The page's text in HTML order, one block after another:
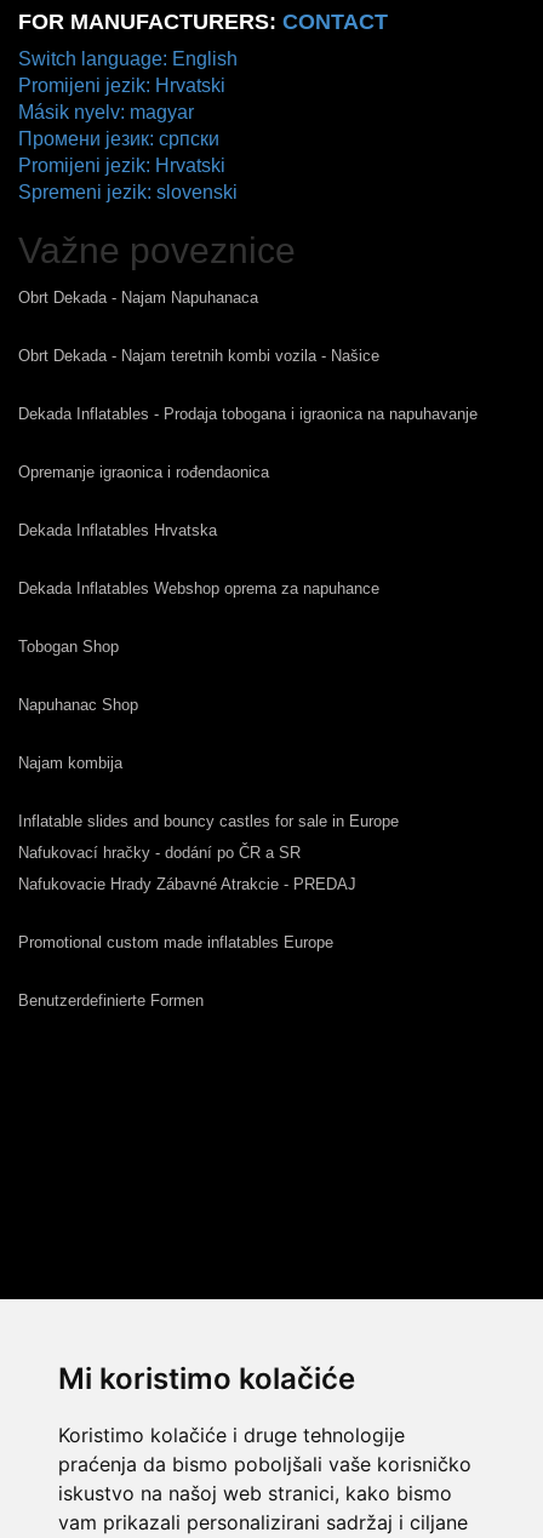
Mi koristimo kolačiće
Koristimo kolačiće i druge tehnologije
praćenja da bismo poboljšali vaše korisničko
iskustvo na našoj web stranici, kako bismo
vam prikazali personalizirani sadržaj i ciljane
FOR MANUFACTURERS: CONTACT
Switch language: English
Promijeni jezik: Hrvatski
Másik nyelv: magyar
Промени језик: српски
Promijeni jezik: Hrvatski
Spremeni jezik: slovenski
Važne poveznice
Obrt Dekada - Najam Napuhanaca
Obrt Dekada - Najam teretnih kombi vozila - Našice
Dekada Inflatables - Prodaja tobogana i igraonica na napuhavanje
Opremanje igraonica i rođendaonica
Dekada Inflatables Hrvatska
Dekada Inflatables Webshop oprema za napuhance
Tobogan Shop
Napuhanac Shop
Najam kombija
Inflatable slides and bouncy castles for sale in Europe
Nafukovací hračky - dodání po ČR a SR
Nafukovacie Hrady Zábavné Atrakcie - PREDAJ
Promotional custom made inflatables Europe
Benutzerdefinierte Formen